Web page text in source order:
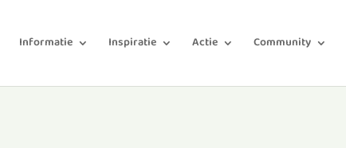
Informatie Inspiratie Actie Community